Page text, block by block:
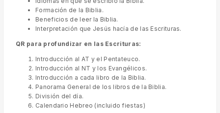
Formación de la Biblia.
Beneficios de leer la Biblia.
Interpretación que Jesús hacía de las Escrituras.
QR para profundizar en las Escrituras:
Introducción al AT y el Pentateuco.
Introducción al NT y los Evangélicos.
Introducción a cada libro de la Biblia.
Panorama General de los libros de la Biblia.
División del día.
Calendario Hebreo (incluido fiestas)